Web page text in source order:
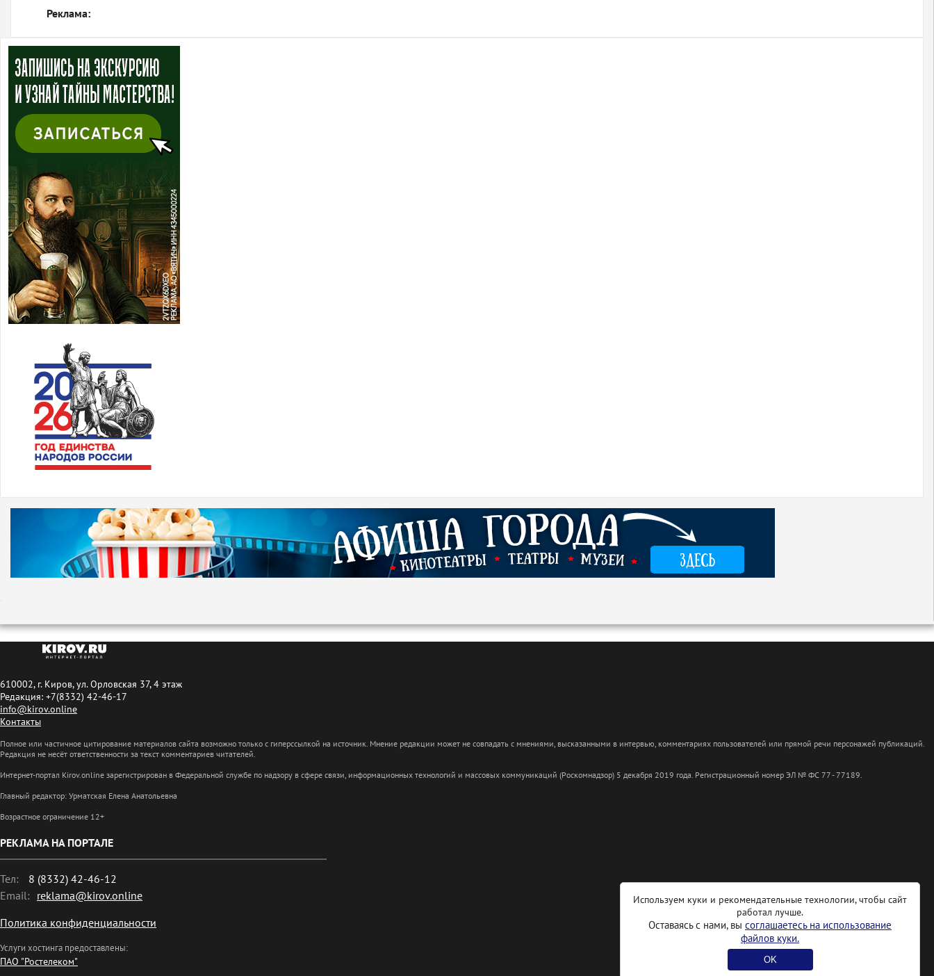
Реклама:
610002, г. Киров, ул. Орловская 37, 4 этаж
Редакция: +7(8332) 42-46-17
info@kirov.online
Контакты
Полное или частичное цитирование материалов сайта возможно только с гиперссылкой на источник. Мнение редакции может не совпадать с мнениями, высказанными в интервью, комментариях пользователей или прямой речи персонажей публикаций.
Редакция не несёт ответственности за текст комментариев читателей.
Интернет-портал Kirov.online зарегистрирован в Федеральной службе по надзору в сфере связи, информационных технологий и массовых коммуникаций (Роскомнадзор) 5 декабря 2019 года. Регистрационный номер ЭЛ № ФС 77 - 77189.
Главный редактор: Урматская Елена Анатольевна
Возрастное ограничение 12+
РЕКЛАМА НА ПОРТАЛЕ
Тел:
8 (8332) 42-46-12
Email: reklama@kirov.online
Политика конфиденциальности
Услуги хостинга предоставлены:
ПАО "Ростелеком"
Используем куки и рекомендательные технологии, чтобы сайт
работал лучше.
Оставаясь с нами, вы соглашаетесь на использование
файлов куки.
OK